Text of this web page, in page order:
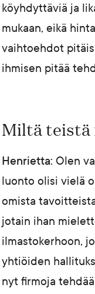
köyhdyttäviä ja
mukaan, eikä
vaihtoehdot
ihmisen pitää
Miltä teistä
Henrietta: Olen
luonto olisi vielä
omista
jotain ihan
ilmastokerhoon,
yhtiöiden
nyt firmoja